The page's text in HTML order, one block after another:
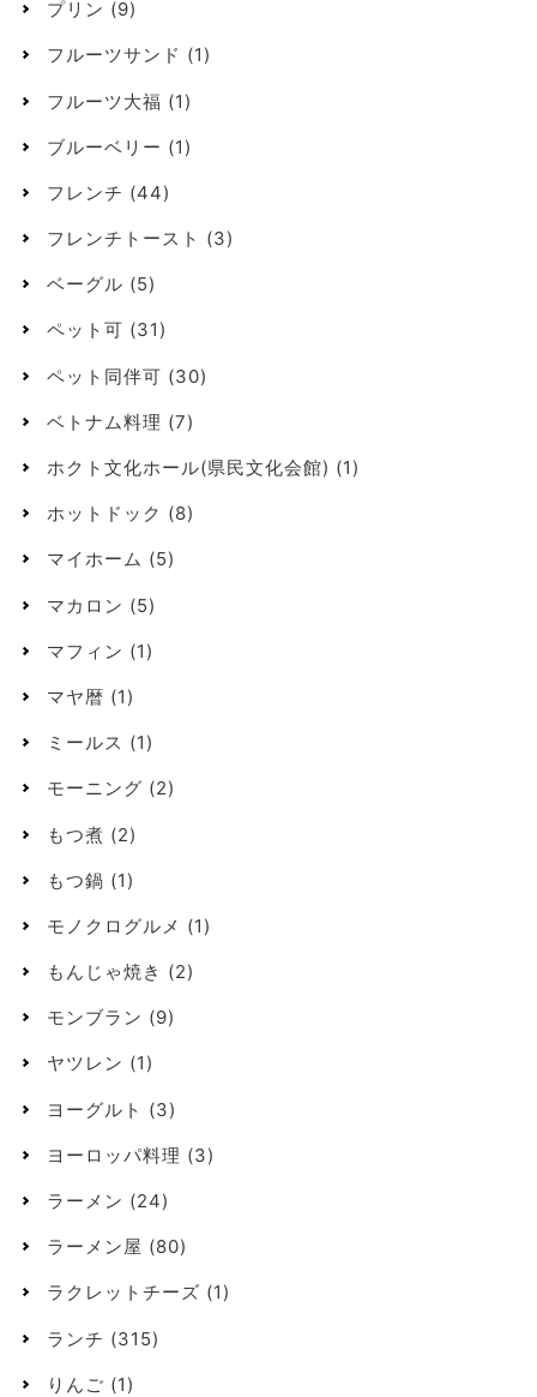
プリン (9)
フルーツサンド (1)
フルーツ大福 (1)
ブルーベリー (1)
フレンチ (44)
フレンチトースト (3)
ベーグル (5)
ペット可 (31)
ペット同伴可 (30)
ベトナム料理 (7)
ホクト文化ホール(県民文化会館) (1)
ホットドック (8)
マイホーム (5)
マカロン (5)
マフィン (1)
マヤ暦 (1)
ミールス (1)
モーニング (2)
もつ煮 (2)
もつ鍋 (1)
モノクログルメ (1)
もんじゃ焼き (2)
モンブラン (9)
ヤツレン (1)
ヨーグルト (3)
ヨーロッパ料理 (3)
ラーメン (24)
ラーメン屋 (80)
ラクレットチーズ (1)
ランチ (315)
りんご (1)